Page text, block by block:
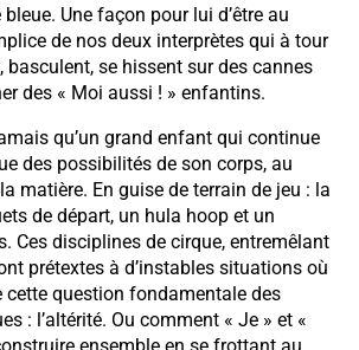
Une façon pour lui d’être au
de nos deux interprètes qui à tour
basculent, se hissent sur des cannes
des « Moi aussi ! » enfantins.
qu’un grand enfant qui continue
des possibilités de son corps, au
matière. En guise de terrain de jeu : la
de départ, un hula hoop et un
Ces disciplines de cirque, entremêlant
prétextes à d’instables situations où
cette question fondamentale des
: l’altérité. Ou comment « Je » et «